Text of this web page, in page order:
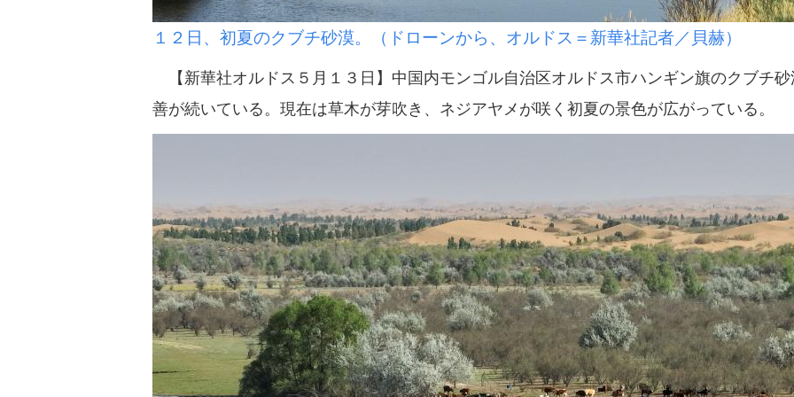
１２日、初夏のクブチ砂漠。（ドローンから、オルドス＝新華社記者／貝赫）
【新華社オルドス５月１３日】中国内モンゴル自治区オルドス市ハンギン旗のクブチ
善が続いている。現在は草木が芽吹き、ネジアヤメが咲く初夏の景色が広がっている。